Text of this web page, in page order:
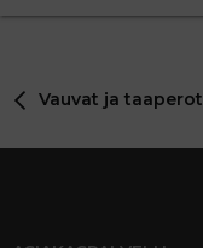
Vauvat ja taaperot